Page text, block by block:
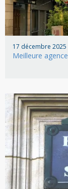
17 décembre 2025
Meilleure